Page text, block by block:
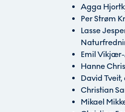
Agga
Per Strøm
Lasse
Emil Vikjær-
Hanne
David
Christian
Mikael